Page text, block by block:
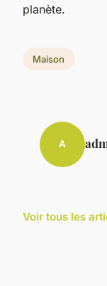
planète.
Maison
A
Voir tous les